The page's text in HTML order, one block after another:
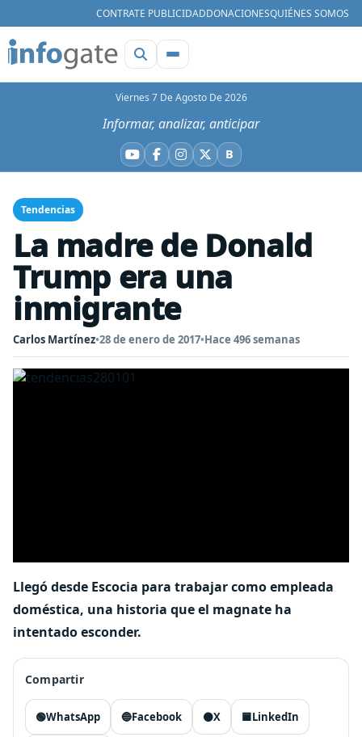
CONTRATE PUBLICIDADDONACIONESQUIÉNES SOMOS
Viernes 7 De Agosto De 2026
Informar, analizar, anticipar
YouTube
Facebook
Instagram
X BBluesky
Tendencias
La madre de Donald
Trump era una
inmigrante
Carlos Martínez•28 de enero de 2017•Hace 496 semanas
Llegó desde Escocia para trabajar como empleada
doméstica, una historia que el magnate ha
intentado esconder.
Compartir
🟢WhatsApp 🔵Facebook ⚫X 🟦LinkedIn